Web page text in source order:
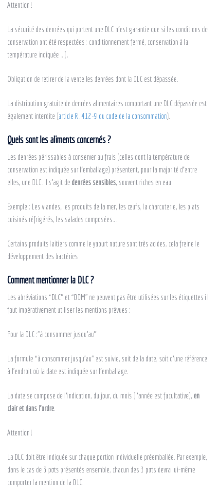
Attention !
La sécurité des denrées qui portent une DLC n’est garantie que si les conditions de
conservation ont été respectées : conditionnement fermé, conservation à la
température indiquée …).
Obligation de retirer de la vente les denrées dont la DLC est dépassée.
La distribution gratuite de denrées alimentaires comportant une DLC dépassée est
également interdite (article R. 412-9 du code de la consommation).
Quelssont lesaliments concernés ?
Les denrées périssables à conserver au frais (celles dont la température de
conservation est indiquée sur l’emballage) présentent, pour la majorité d’entre
elles, une DLC. Il s’agit de denrées sensibles, souvent riches en eau.
Exemple : Les viandes, les produits de la mer, les œufs, la charcuterie, les plats
cuisinés réfrigérés, les salades composées…
Certains produits laitiers comme le yaourt nature sont très acides, cela freine le
développement des bactéries
Comment mentionner la DLC ?
Les abréviations “DLC” et “DDM” ne peuvent pas être utilisées sur les étiquettes il
faut impérativement utiliser les mentions prévues :
Pour la DLC :”à consommer jusqu’au”
La formule “à consommer jusqu’au” est suivie, soit de la date, soit d’une référence
à l’endroit où la date est indiquée sur l’emballage.
La date se compose de l’indication, du jour, du mois (l’année est facultative), en
clair et dans l’ordre.
Attention !
La DLC doit être indiquée sur chaque portion individuelle préemballée. Par exemple,
dans le cas de 3 pots présentés ensemble, chacun des 3 pots devra lui-même
comporter la mention de la DLC.